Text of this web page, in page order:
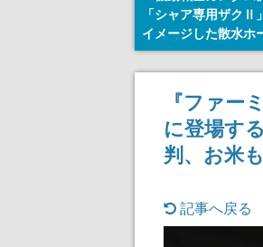
「シャア専用ザクⅡ
イメージした散水ホ
リールが予約開始。
にはシャアのパーソ
マークやジオン公国
エンブレム、型式番
どを配置
『ファー
に登場す
判、お米
記事へ戻る